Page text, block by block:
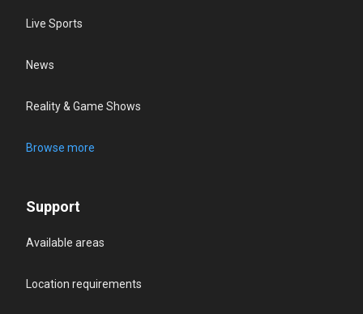
Live Sports
News
Reality & Game Shows
Browse more
Support
Available areas
Location requirements